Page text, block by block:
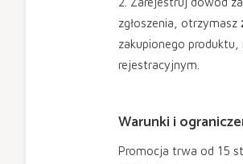
zgłoszenia, otrzymasz
zakupionego
rejestracyjnym.
Warunki i
Promocja trwa od 15